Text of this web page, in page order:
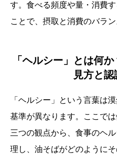
す。食べる頻度や量・消費
ことで、摂取と消費のバラ
「ヘルシー」とは何
見方と
「ヘルシー」という言葉は
基準が異なります。ここで
三つの観点から、食事のヘ
理し、油そばがどのように